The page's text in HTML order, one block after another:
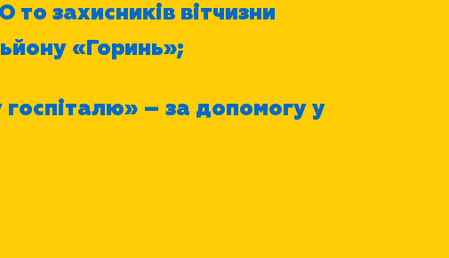
то захисників вітчизни
«Горинь»;
госпіталю» – за допомогу у